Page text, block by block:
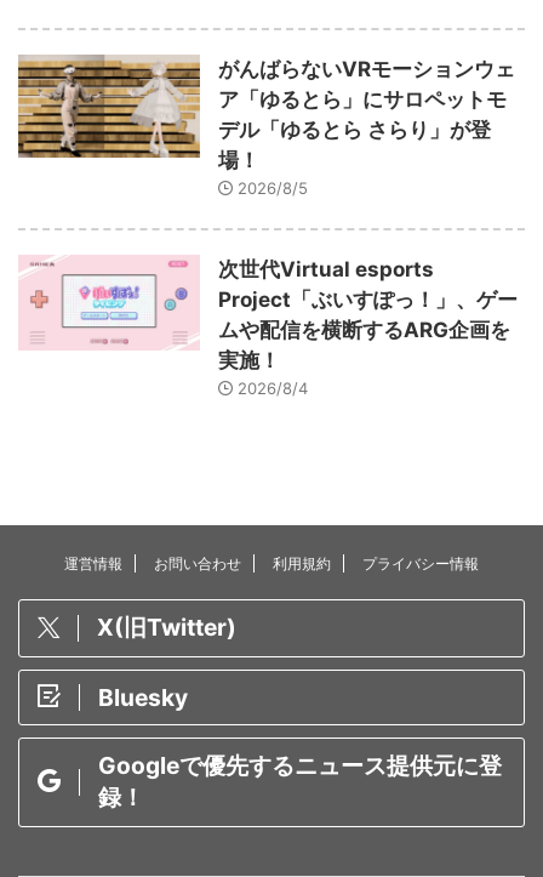
がんばらないVRモーションウェ
ア「ゆるとら」にサロペットモ
デル「ゆるとら さらり」が登
場！
2026/8/5
次世代Virtual esports
Project「ぶいすぽっ！」、ゲー
ムや配信を横断するARG企画を
実施！
2026/8/4
運営情報 お問い合わせ 利用規約 プライバシー情報
X(旧Twitter)
Bluesky
Googleで優先するニュース提供元に登
録！